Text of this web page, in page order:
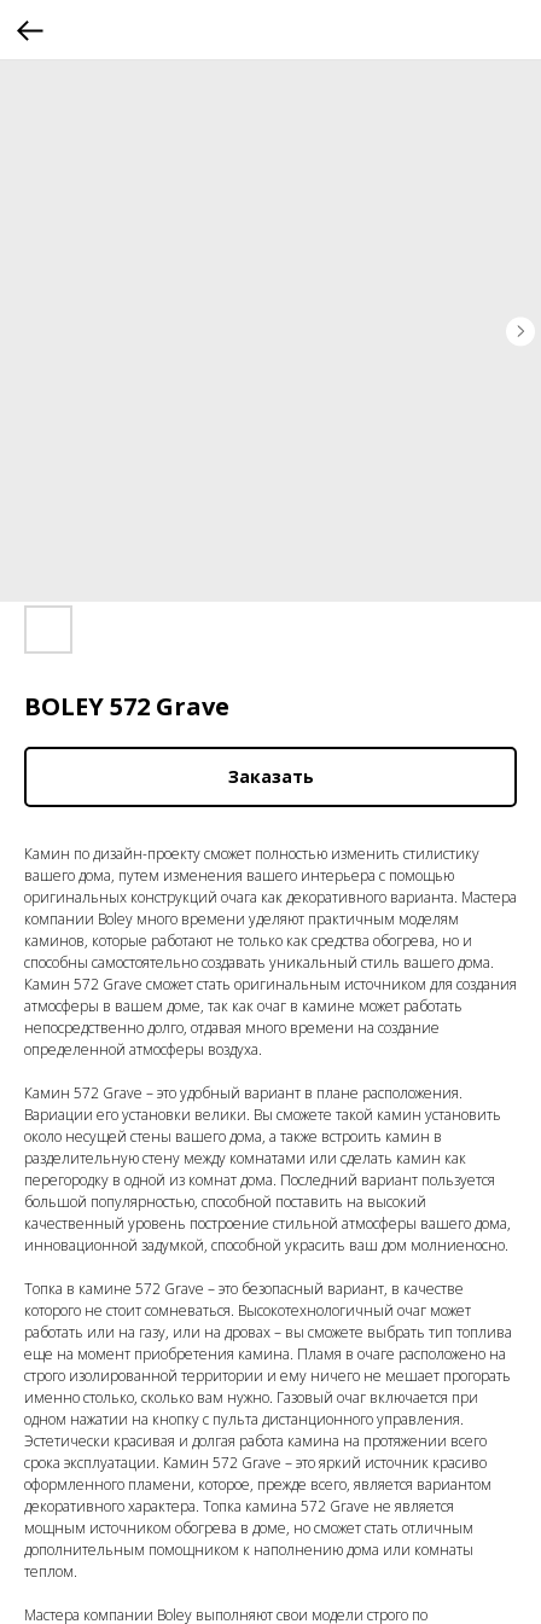
BOLEY 572 Grave
Заказать
Камин по дизайн-проекту сможет полностью изменить стилистику
вашего дома, путем изменения вашего интерьера с помощью
оригинальных конструкций очага как декоративного варианта. Мастера
компании Boley много времени уделяют практичным моделям
каминов, которые работают не только как средства обогрева, но и
способны самостоятельно создавать уникальный стиль вашего дома.
Камин 572 Grave сможет стать оригинальным источником для создания
атмосферы в вашем доме, так как очаг в камине может работать
непосредственно долго, отдавая много времени на создание
определенной атмосферы воздуха.
Камин 572 Grave – это удобный вариант в плане расположения.
Вариации его установки велики. Вы сможете такой камин установить
около несущей стены вашего дома, а также встроить камин в
разделительную стену между комнатами или сделать камин как
перегородку в одной из комнат дома. Последний вариант пользуется
большой популярностью, способной поставить на высокий
качественный уровень построение стильной атмосферы вашего дома,
инновационной задумкой, способной украсить ваш дом молниеносно.
Топка в камине 572 Grave – это безопасный вариант, в качестве
которого не стоит сомневаться. Высокотехнологичный очаг может
работать или на газу, или на дровах – вы сможете выбрать тип топлива
еще на момент приобретения камина. Пламя в очаге расположено на
строго изолированной территории и ему ничего не мешает прогорать
именно столько, сколько вам нужно. Газовый очаг включается при
одном нажатии на кнопку с пульта дистанционного управления.
Эстетически красивая и долгая работа камина на протяжении всего
срока эксплуатации. Камин 572 Grave – это яркий источник красиво
оформленного пламени, которое, прежде всего, является вариантом
декоративного характера. Топка камина 572 Grave не является
мощным источником обогрева в доме, но сможет стать отличным
дополнительным помощником к наполнению дома или комнаты
теплом.
Мастера компании Boley выполняют свои модели строго по